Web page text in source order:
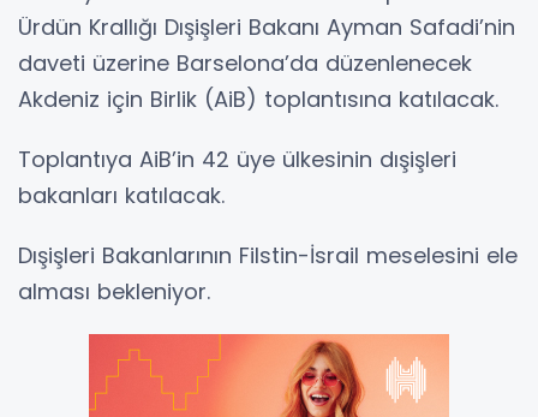
Ürdün Krallığı Dışişleri Bakanı Ayman Safadi’nin
daveti üzerine Barselona’da düzenlenecek
Akdeniz için Birlik (AiB) toplantısına katılacak.
Toplantıya AiB’in 42 üye ülkesinin dışişleri
bakanları katılacak.
Dışişleri Bakanlarının Filstin-İsrail meselesini ele
alması bekleniyor.